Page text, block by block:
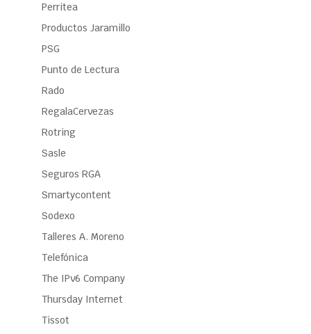
Perritea
Productos Jaramillo
PSG
Punto de Lectura
Rado
RegalaCervezas
Rotring
Sasle
Seguros RGA
Smartycontent
Sodexo
Talleres A. Moreno
Telefónica
The IPv6 Company
Thursday Internet
Tissot